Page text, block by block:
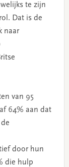
te zijn
Dat is de
naar
van 95
64% aan dat
door hun
die hulp